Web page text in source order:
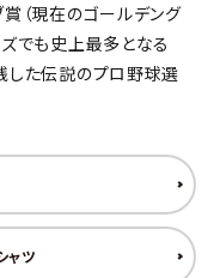
賞（現在のゴールデング
でも史上最多となる
した伝説のプロ野球選
ャツ